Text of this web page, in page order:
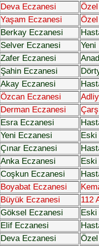
Deva Eczanesi
Özel
Yaşam Eczanesi
Özel
Berkay Eczanesi
Selver Eczanesi
Yeni
Zafer Eczanesi
Şahin Eczanesi
Akay Eczanesi
Özcan Eczanesi
Derman Eczanesi
Esra Eczanesi
Yeni Eczanesi
Eski
Çınar Eczanesi
Anka Eczanesi
Eski
Coşkun Eczanesi
Boyabat Eczanesi
Büyük Eczanesi
112
Göksel Eczanesi
Eski
Elif Eczanesi
Deva Eczanesi
Özel